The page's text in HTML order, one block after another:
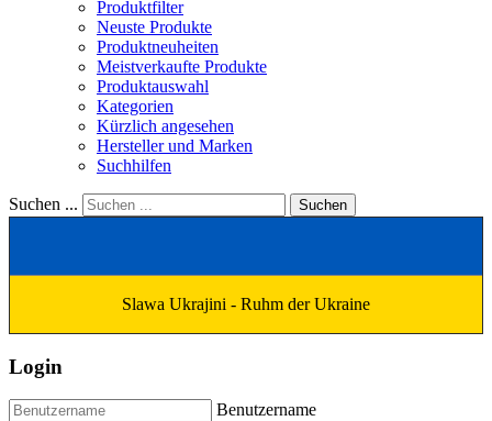
Produktfilter
Neuste Produkte
Produktneuheiten
Meistverkaufte Produkte
Produktauswahl
Kategorien
Kürzlich angesehen
Hersteller und Marken
Suchhilfen
Suchen ... Suchen
Slawa Ukrajini - Ruhm der Ukraine
Login
Benutzername